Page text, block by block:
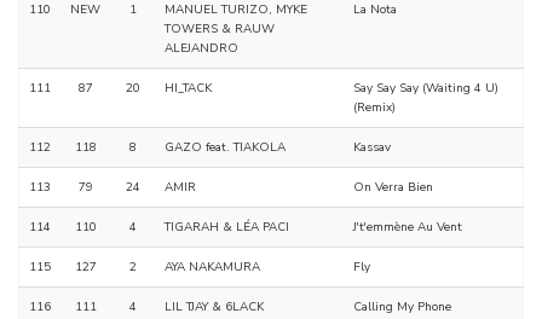
110 NEW 1
MANUEL TURIZO, MYKE
TOWERS & RAUW
ALEJANDRO
La Nota
111 87 20 HI_TACK
Say Say Say (Waiting 4 U)
(Remix)
112 118 8 GAZO feat. TIAKOLA Kassav
113 79 24 AMIR On Verra Bien
114 110 4 TIGARAH & LÉA PACI J't'emmène Au Vent
115 127 2 AYA NAKAMURA Fly
116 111 4 LIL TJAY & 6LACK Calling My Phone